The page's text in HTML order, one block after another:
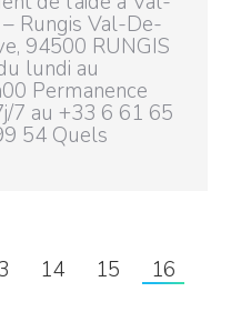
Rungis Val-De-
94500 RUNGIS
lundi au
Permanence
7 au +33 6 61 65
54 Quels
14 15 16